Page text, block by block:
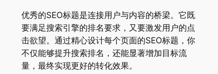
优秀的SEO标题是连接用户与内容的桥梁。它既
要满足搜索引擎的排名要求，又要激发用户的点
击欲望。通过精心设计每个页面的SEO标题，你
不仅能够提升搜索排名，还能显著增加目标流
量，最终实现更好的转化效果。